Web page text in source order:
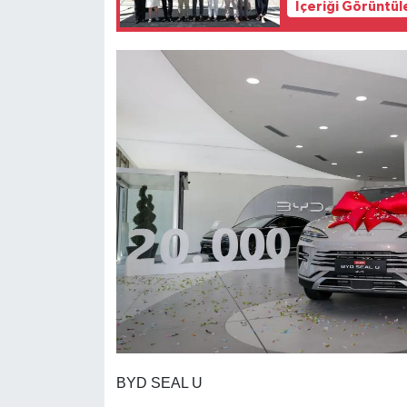
İçeriği
BYD SEAL U